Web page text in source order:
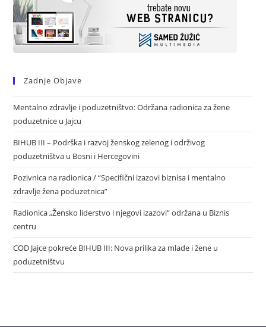
Zadnje Objave
Mentalno zdravlje i poduzetništvo: Održana radionica za žene
poduzetnice u Jajcu
BIHUB III – Podrška i razvoj ženskog zelenog i održivog
poduzetništva u Bosni i Hercegovini
Pozivnica na radionica / “Specifični izazovi biznisa i mentalno
zdravlje žena poduzetnica”
Radionica „Žensko liderstvo i njegovi izazovi“ održana u Biznis
centru
COD Jajce pokreće BIHUB III: Nova prilika za mlade i žene u
poduzetništvu